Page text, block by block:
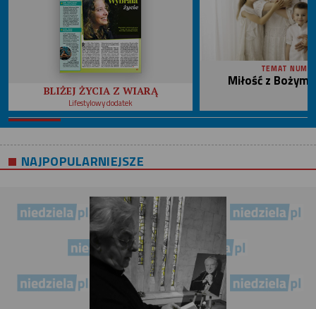
BLIŻEJ ŻYCIA Z WIARĄ
Lifestylowy dodatek
TEMAT
Miłość z
NAJPOPULARNIEJSZE